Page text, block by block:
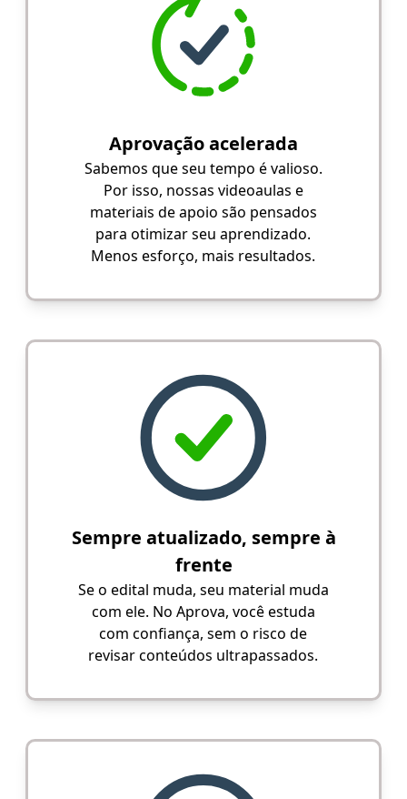
Aprovação acelerada
Sabemos que seu tempo é valioso.
Por isso, nossas videoaulas e
materiais de apoio são pensados
para otimizar seu aprendizado.
Menos esforço, mais resultados.
Sempre atualizado, sempre à
frente
Se o edital muda, seu material muda
com ele. No Aprova, você estuda
com confiança, sem o risco de
revisar conteúdos ultrapassados.